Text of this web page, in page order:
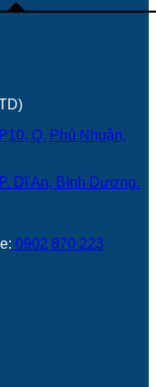
Q. Phú Nhuận,
Dĩ An, Bình Dương.
0902 870 223